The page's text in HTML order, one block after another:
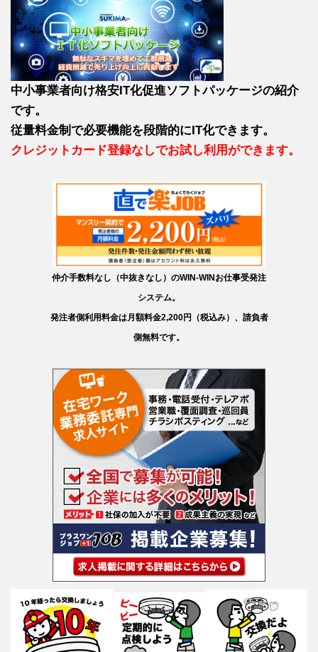
中小事業者向け格安IT化促進ソフトパッケージの紹介
です。
従量料金制で必要機能を段階的にIT化できます。
クレジットカード登録なしでお試し利用ができます。
仲介手数料なし（中抜きなし）のWIN-WINお仕事受発注
システム。
発注者側利用料金は月額料金2,200円（税込み）、請負者
側無料です。